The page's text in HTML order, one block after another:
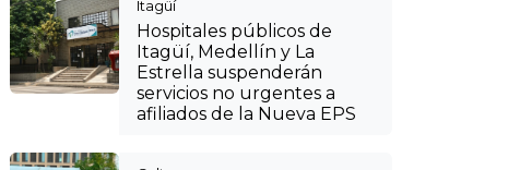
VIDEO: así se puede
disfrutar de las fincas
silleteras de Santa Elena
en el CC Mayorca de
Sabaneta para vivir la Feria
de las Flores